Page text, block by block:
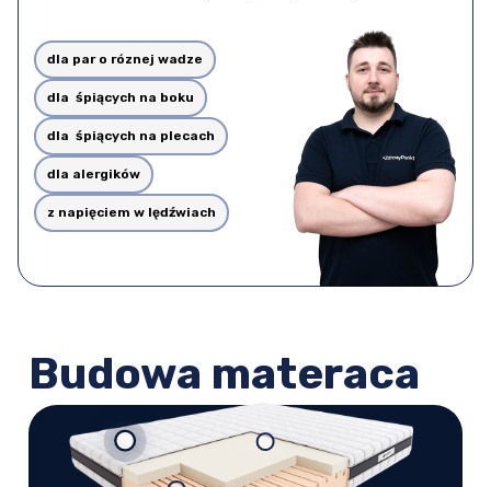
dla par o róznej wadze
dla śpiących na boku
dla śpiących na plecach
dla alergików
z napięciem w lędźwiach
Budowa materaca